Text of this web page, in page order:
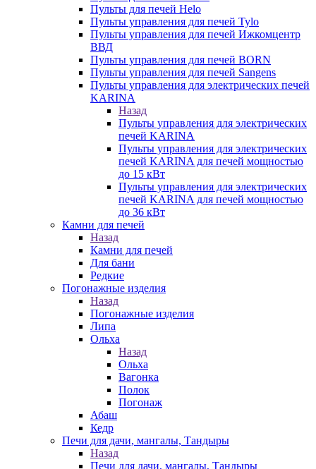
Пульты для печей Helo
Пульты управления для печей Tylo
Пульты управления для печей Ижкомцентр
ВВД
Пульты управления для печей BORN
Пульты управления для печей Sangens
Пульты управления для электрических печей
KARINA
Назад
Пульты управления для электрических
печей KARINA
Пульты управления для электрических
печей KARINA для печей мощностью
до 15 кВт
Пульты управления для электрических
печей KARINA для печей мощностью
до 36 кВт
Камни для печей
Назад
Камни для печей
Для бани
Редкие
Погонажные изделия
Назад
Погонажные изделия
Липа
Ольха
Назад
Ольха
Вагонка
Полок
Погонаж
Абаш
Кедр
Печи для дачи, мангалы, Тандыры
Назад
Печи для дачи, мангалы, Тандыры